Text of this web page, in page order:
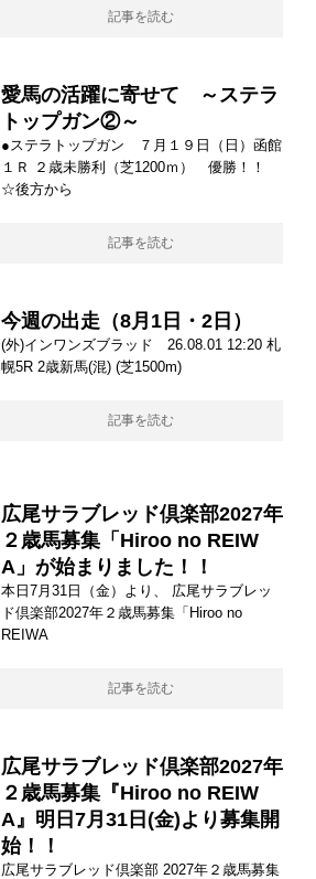
記事を読む
愛馬の活躍に寄せて ～ステラ
トップガン②～
●ステラトップガン ７月１９日（日）函館
１Ｒ ２歳未勝利（芝1200ｍ） 優勝！！
☆後方から
記事を読む
今週の出走（8月1日・2日）
(外)インワンズブラッド 26.08.01 12:20 札
幌5R 2歳新馬(混) (芝1500m)
記事を読む
広尾サラブレッド倶楽部2027年
２歳馬募集「Hiroo no REIW
A」が始まりました！！
本日7月31日（金）より、 広尾サラブレッ
ド倶楽部2027年２歳馬募集「Hiroo no
REIWA
記事を読む
広尾サラブレッド倶楽部2027年
２歳馬募集『Hiroo no REIW
A』明日7月31日(金)より募集開
始！！
広尾サラブレッド倶楽部 2027年２歳馬募集